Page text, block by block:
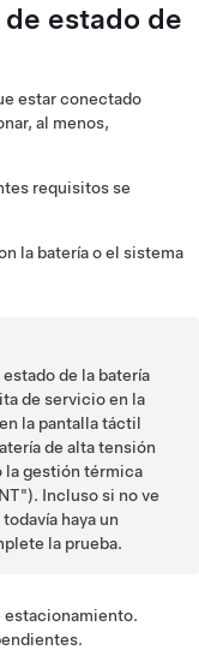
estado de
estar conectado
al menos,
requisitos se
la batería o el sistema
de la batería
de servicio en la
la pantalla táctil
de alta tensión
la gestión térmica
Incluso si no ve
haya un
la prueba.
estacionamiento.